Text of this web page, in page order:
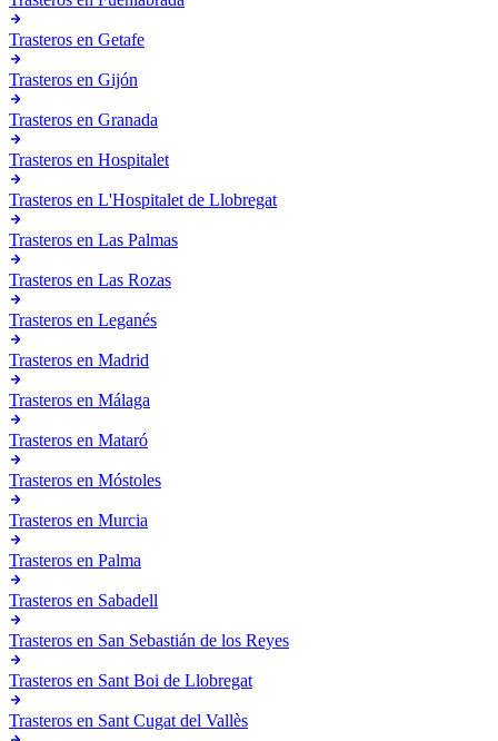
Trasteros en Getafe
Trasteros en Gijón
Trasteros en Granada
Trasteros en Hospitalet
Trasteros en L'Hospitalet de Llobregat
Trasteros en Las Palmas
Trasteros en Las Rozas
Trasteros en Leganés
Trasteros en Madrid
Trasteros en Málaga
Trasteros en Mataró
Trasteros en Móstoles
Trasteros en Murcia
Trasteros en Palma
Trasteros en Sabadell
Trasteros en San Sebastián de los Reyes
Trasteros en Sant Boi de Llobregat
Trasteros en Sant Cugat del Vallès